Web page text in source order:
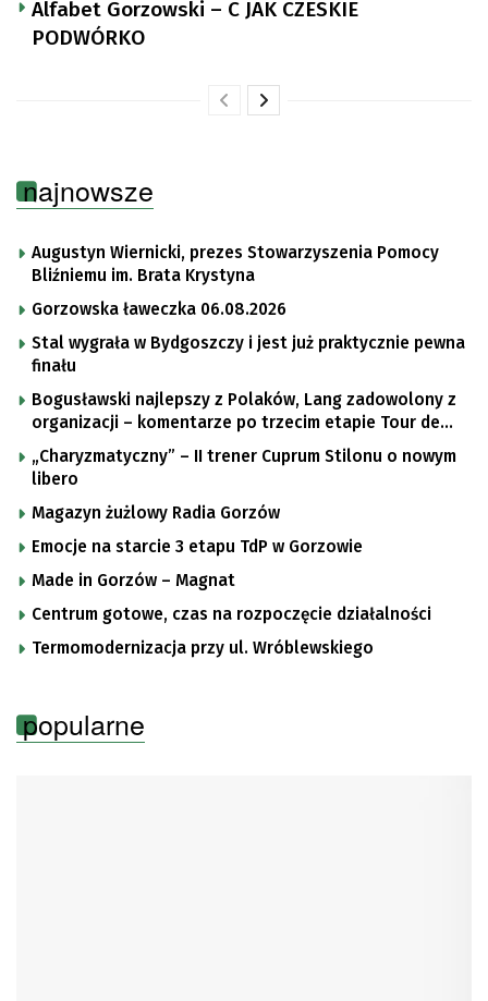
Alfabet Gorzowski – C JAK CZESKIE
PODWÓRKO
najnowsze
Augustyn Wiernicki, prezes Stowarzyszenia Pomocy
Bliźniemu im. Brata Krystyna
Gorzowska ławeczka 06.08.2026
Stal wygrała w Bydgoszczy i jest już praktycznie pewna
finału
Bogusławski najlepszy z Polaków, Lang zadowolony z
organizacji – komentarze po trzecim etapie Tour de
Pologne
„Charyzmatyczny” – II trener Cuprum Stilonu o nowym
libero
Magazyn żużlowy Radia Gorzów
Emocje na starcie 3 etapu TdP w Gorzowie
Made in Gorzów – Magnat
Centrum gotowe, czas na rozpoczęcie działalności
Termomodernizacja przy ul. Wróblewskiego
popularne